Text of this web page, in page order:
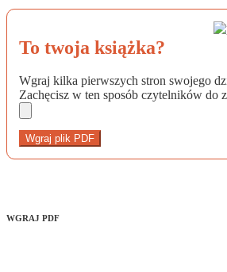
To twoja książka?
Wgraj kilka pierwszych stron swojego
Zachęcisz w ten sposób czytelników do
Wgraj plik PDF
WGRAJ PDF